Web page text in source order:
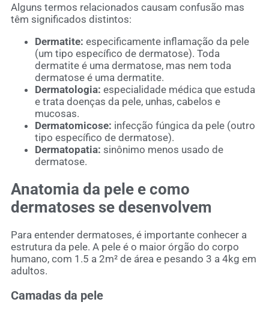
Alguns termos relacionados causam confusão mas
têm significados distintos:
Dermatite: especificamente inflamação da pele
(um tipo específico de dermatose). Toda
dermatite é uma dermatose, mas nem toda
dermatose é uma dermatite.
Dermatologia: especialidade médica que estuda
e trata doenças da pele, unhas, cabelos e
mucosas.
Dermatomicose: infecção fúngica da pele (outro
tipo específico de dermatose).
Dermatopatia: sinônimo menos usado de
dermatose.
Anatomia da pele e como
dermatoses se desenvolvem
Para entender dermatoses, é importante conhecer a
estrutura da pele. A pele é o maior órgão do corpo
humano, com 1.5 a 2m² de área e pesando 3 a 4kg em
adultos.
Camadas da pele